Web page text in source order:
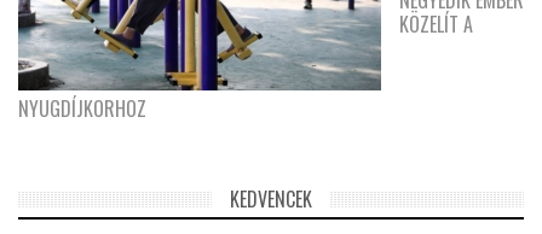
KÖZELÍT A
NYUGDÍJKORHOZ
KEDVENCEK